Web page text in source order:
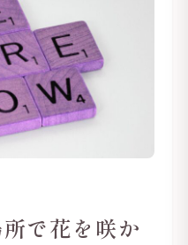
所で花を咲か